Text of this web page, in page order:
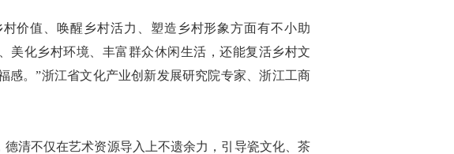
值、唤醒乡村活力、塑造乡村形象方面有不小助
美化乡村环境、丰富群众休闲生活，还能复活乡村文
感。”浙江省文化产业创新发展研究院专家、浙江工商
清不仅在艺术资源导入上不遗余力，引导瓷文化、茶